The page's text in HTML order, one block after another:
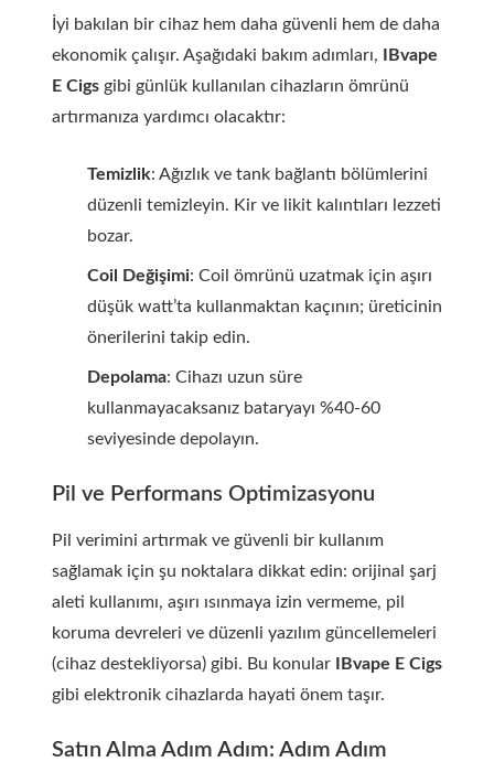
İyi bakılan bir cihaz hem daha güvenli hem de daha
ekonomik çalışır. Aşağıdaki bakım adımları,
IBvape
E Cigs gibi günlük kullanılan cihazların ömrünü
artırmanıza yardımcı olacaktır:
Temizlik: Ağızlık ve tank bağlantı bölümlerini
düzenli temizleyin. Kir ve likit kalıntıları lezzeti
bozar.
Coil Değişimi: Coil ömrünü uzatmak için aşırı
düşük watt’ta kullanmaktan kaçının; üreticinin
önerilerini takip edin.
Depolama: Cihazı uzun süre
kullanmayacaksanız bataryayı %40-60
seviyesinde depolayın.
Pil ve Performans Optimizasyonu
Pil verimini artırmak ve güvenli bir kullanım
sağlamak için şu noktalara dikkat edin: orijinal şarj
aleti kullanımı, aşırı ısınmaya izin vermeme, pil
koruma devreleri ve düzenli yazılım güncellemeleri
(cihaz destekliyorsa) gibi. Bu konular
IBvape E Cigs
gibi elektronik cihazlarda hayati önem taşır.
Satın Alma Adım Adım: Adım Adım